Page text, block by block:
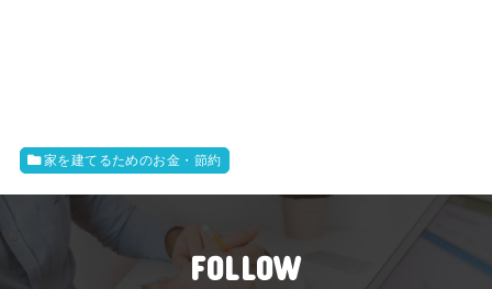
家を建てるためのお金・節約
FOLLOW